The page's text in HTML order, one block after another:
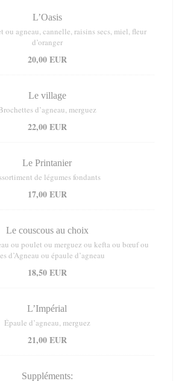
L’Oasis
ou agneau, cannelle, raisins secs, miel, fleur
d’oranger
20,00 EUR
Le village
d’agneau, merguez
22,00 EUR
Le Printanier
de légumes fondants
17,00 EUR
Le couscous au choix
ou poulet ou merguez ou kefta ou bœuf ou
d’Agneau ou épaule d’agneau
18,50 EUR
L’Impérial
Épaule d’agneau, merguez
21,00 EUR
Suppléments: